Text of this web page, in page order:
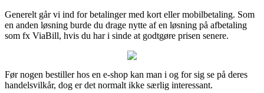
Generelt går vi ind for betalinger med kort eller mobilbetaling. Som
en anden løsning burde du drage nytte af en løsning på afbetaling
som fx ViaBill, hvis du har i sinde at godtgøre prisen senere.
Før nogen bestiller hos en e-shop kan man i og for sig se på deres
handelsvilkår, dog er det normalt ikke særlig interessant.